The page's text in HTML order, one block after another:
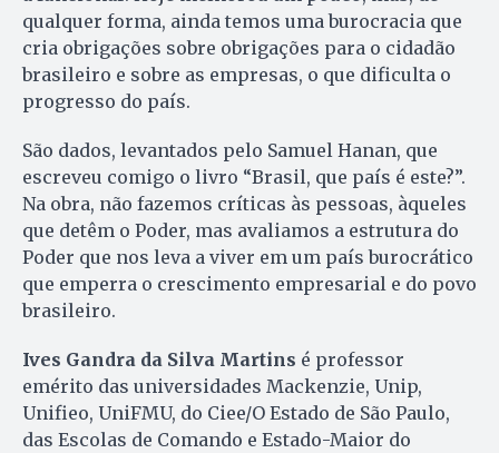
qualquer forma, ainda temos uma burocracia que
cria obrigações sobre obrigações para o cidadão
brasileiro e sobre as empresas, o que dificulta o
progresso do país.
São dados, levantados pelo Samuel Hanan, que
escreveu comigo o livro “Brasil, que país é este?”.
Na obra, não fazemos críticas às pessoas, àqueles
que detêm o Poder, mas avaliamos a estrutura do
Poder que nos leva a viver em um país burocrático
que emperra o crescimento empresarial e do povo
brasileiro.
Ives Gandra da Silva Martins é professor
emérito das universidades Mackenzie, Unip,
Unifieo, UniFMU, do Ciee/O Estado de São Paulo,
das Escolas de Comando e Estado-Maior do